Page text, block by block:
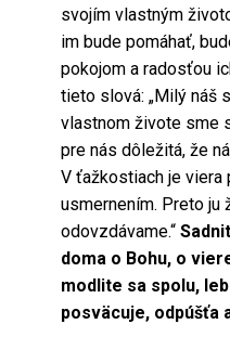
svojím vlastným
im bude pomáhať,
pokojom a radosťou
tieto slová: „Milý náš
vlastnom živote sme
pre nás dôležitá, že
V ťažkostiach je viera
usmernením. Preto ju
odovzdávame.“
doma o Bohu, o
modlite sa spolu,
posväcuje, odpúšťa